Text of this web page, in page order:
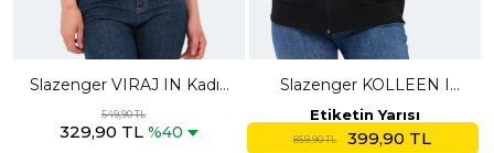
Slazenger VIRAJ IN Kadın
Su Yeşili Tişört
549,90 TL
329,90 TL %40
Slazenger KOLLEEN I
Kadın Fermuarlı Kapüşonlu
Cepli Siyah Sweatshırt
Etiketin Yarısı
859,90 TL 399,90 TL